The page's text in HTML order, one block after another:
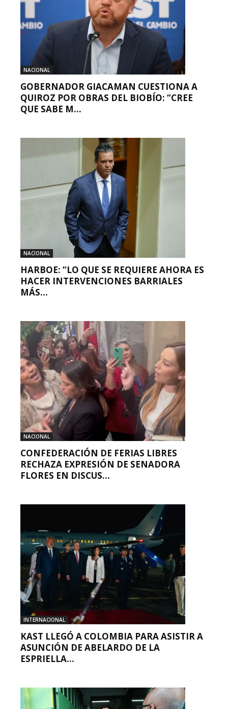
NACIONAL
GOBERNADOR GIACAMAN CUESTIONA A
QUIROZ POR OBRAS DEL BIOBÍO: “CREE
QUE SABE M...
NACIONAL
HARBOE: “LO QUE SE REQUIERE AHORA ES
HACER INTERVENCIONES BARRIALES
MÁS...
NACIONAL
CONFEDERACIÓN DE FERIAS LIBRES
RECHAZA EXPRESIÓN DE SENADORA
FLORES EN DISCUS...
INTERNACIONAL
KAST LLEGÓ A COLOMBIA PARA ASISTIR A
ASUNCIÓN DE ABELARDO DE LA
ESPRIELLA...